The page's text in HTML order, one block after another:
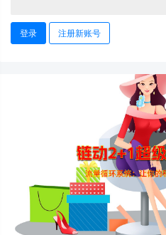
登录 注册新账号